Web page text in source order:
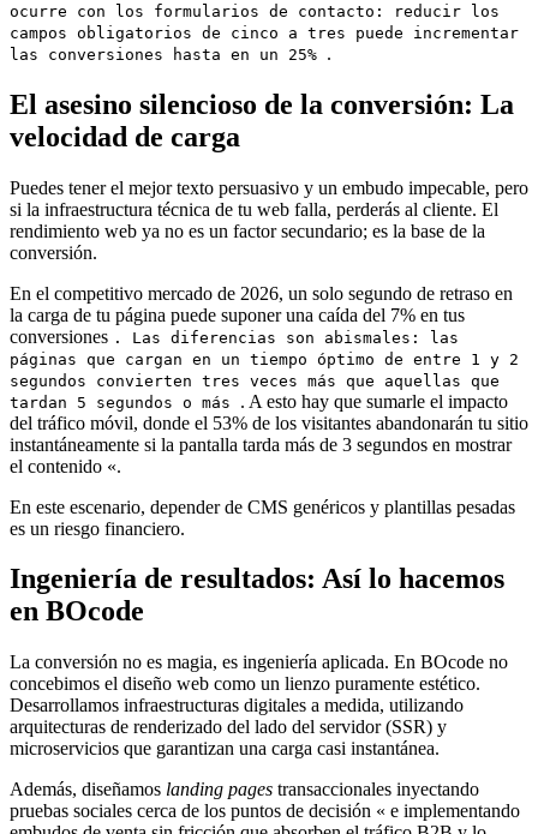
ocurre con los formularios de contacto: reducir los
campos obligatorios de cinco a tres puede incrementar
las conversiones hasta en un 25% .
El asesino silencioso de la conversión: La
velocidad de carga
Puedes tener el mejor texto persuasivo y un embudo impecable, pero
si la infraestructura técnica de tu web falla, perderás al cliente. El
rendimiento web ya no es un factor secundario; es la base de la
conversión.
En el competitivo mercado de 2026, un solo segundo de retraso en
la carga de tu página puede suponer una caída del 7% en tus
conversiones . Las diferencias son abismales: las
páginas que cargan en un tiempo óptimo de entre 1 y 2
segundos convierten tres veces más que aquellas que
tardan 5 segundos o más . A esto hay que sumarle el impacto
del tráfico móvil, donde el 53% de los visitantes abandonarán tu sitio
instantáneamente si la pantalla tarda más de 3 segundos en mostrar
el contenido «.
En este escenario, depender de CMS genéricos y plantillas pesadas
es un riesgo financiero.
Ingeniería de resultados: Así lo hacemos
en BOcode
La conversión no es magia, es ingeniería aplicada. En BOcode no
concebimos el diseño web como un lienzo puramente estético.
Desarrollamos infraestructuras digitales a medida, utilizando
arquitecturas de renderizado del lado del servidor (SSR) y
microservicios que garantizan una carga casi instantánea.
Además, diseñamos landing pages transaccionales inyectando
pruebas sociales cerca de los puntos de decisión « e implementando